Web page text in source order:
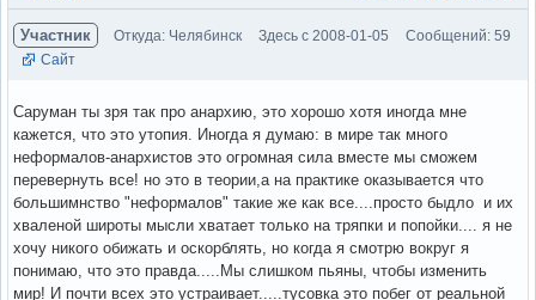
Участник Откуда: Челябинск Здесь с 2008-01-05
Сообщений: 59
Сайт
Саруман ты зря так про анархию, это хорошо хотя иногда мне
кажется, что это утопия. Иногда я думаю: в мире так много
неформалов-анархистов это огромная сила вместе мы сможем
перевернуть все! но это в теории,а на практике оказывается что
большимнство "неформалов" такие же как все....просто быдло и их
хваленой широты мысли хватает только на тряпки и попойки.... я не
хочу никого обижать и оскорблять, но когда я смотрю вокруг я
понимаю, что это правда.....Мы слишком пьяны, чтобы изменить
мир! И почти всех это устраивает.....тусовка это побег от реальной